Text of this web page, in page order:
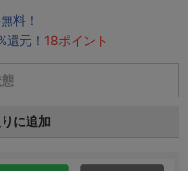
料！
元！ 18ポイント
に追加